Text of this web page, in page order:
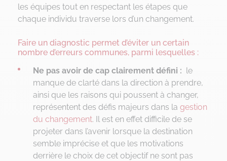
les équipes tout en respectant les étapes que
chaque individu traverse lors d’un changement.
Faire un diagnostic permet d’éviter un certain
nombre d’erreurs communes, parmi lesquelles :
Ne pas avoir de cap clairement défini : le
manque de clarté dans la direction à prendre,
ainsi que les raisons qui poussent à changer,
représentent des défis majeurs dans la gestion
du changement. Il est en effet difficile de se
projeter dans l’avenir lorsque la destination
semble imprécise et que les motivations
derrière le choix de cet objectif ne sont pas